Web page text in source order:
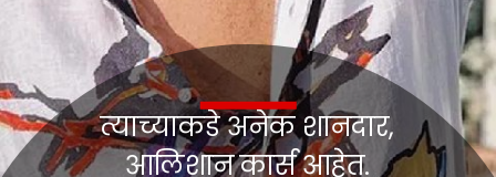
त्याच्याकडे अनेक शानदार,